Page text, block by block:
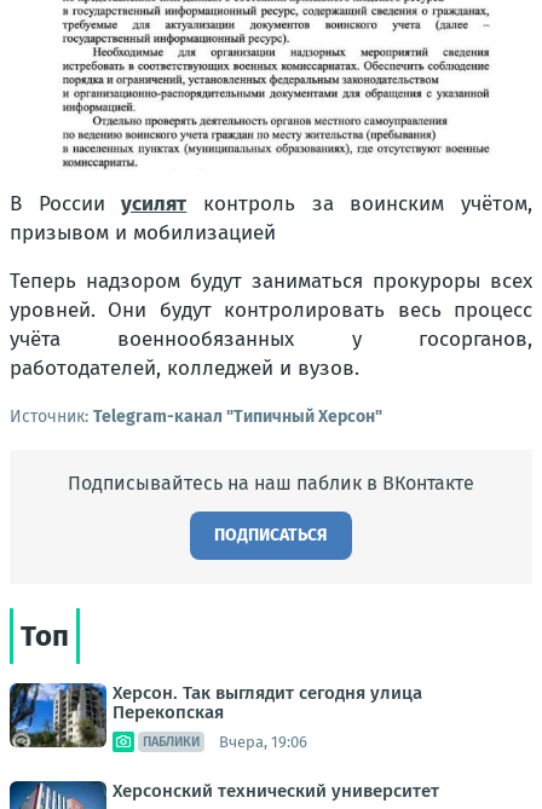
В Россииусилят контроль за воинским учётом,
призывом и мобилизацией
Теперь надзором будут заниматься прокуроры всех
уровней. Они будут контролировать весь процесс
учёта военнообязанных у госорганов,
работодателей, колледжей и вузов.
Источник: Telegram-канал "Типичный Херсон"
Подписывайтесь на наш паблик в ВКонтакте
ПОДПИСАТЬСЯ
Топ
Херсон. Так выглядит сегодня улица
Перекопская
ПАБЛИКИ Вчера, 19:06
Херсонский технический университет